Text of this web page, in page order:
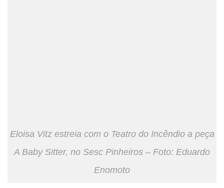
Eloisa Vitz estreia com o Teatro do Incêndio a peça
A Baby Sitter, no Sesc Pinheiros – Foto: Eduardo
Enomoto